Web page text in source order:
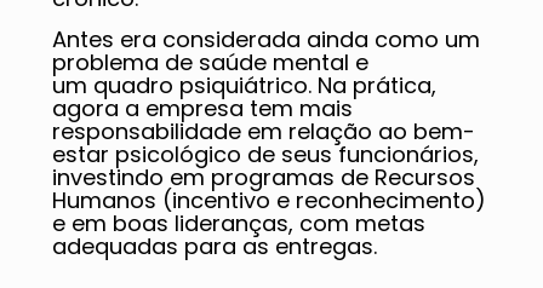
Antes era considerada ainda como um
problema de saúde mental e
um quadro psiquiátrico. Na prática,
agora a empresa tem mais
responsabilidade em relação ao bem-
estar psicológico de seus funcionários,
investindo em programas de Recursos
Humanos (incentivo e reconhecimento)
e em boas lideranças, com metas
adequadas para as entregas.